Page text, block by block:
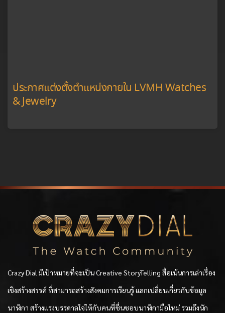
ประกาศแต่งตั้งตำแหน่งภายใน LVMH Watches
& Jewelry
Crazy Dial มีเป้าหมายที่จะเป็น Creative StoryTelling สื่อเน้นการเล่าเรื่อง
เชิงสร้างสรรค์ ที่สามารถสร้างสังคมการเรียนรู้ แลกเปลี่ยนเกี่ยวกับข้อมูล
นาฬิกา สร้างแรงบรรดาลใจให้กับคนที่ชื่นชอบนาฬิกามือใหม่ รวมถึงนัก